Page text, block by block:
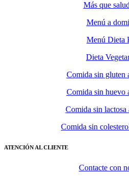
Más que
Menú a
Menú Dieta
Dieta
Comida sin gluten
Comida sin huevo
Comida sin
Comida sin
ATENCIÓN AL CLIENTE
Contacte con